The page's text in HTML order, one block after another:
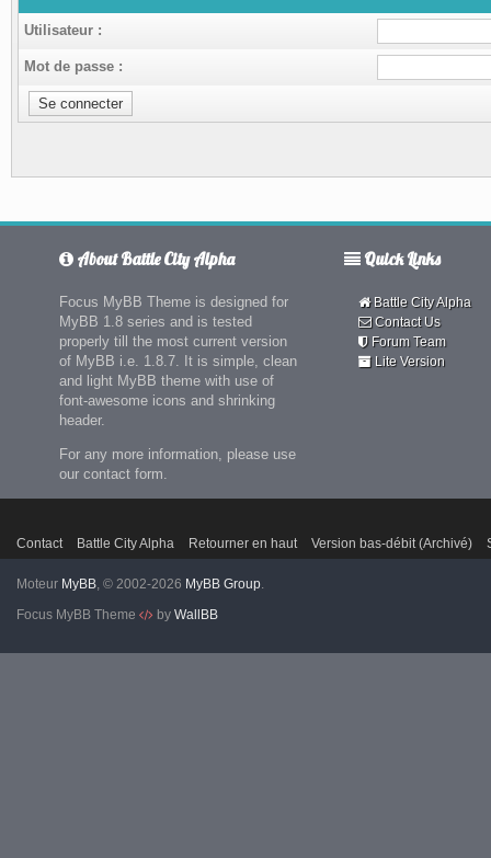
Utilisateur :
Mot de passe :
About Battle City Alpha
Focus MyBB Theme is designed for
MyBB 1.8 series and is tested
properly till the most current version
of MyBB i.e. 1.8.7. It is simple, clean
and light MyBB theme with use of
font-awesome icons and shrinking
header.
For any more information, please use
our contact form.
Quick Links
Battle City Alpha
Contact Us
Forum Team
Lite Version
Contact Battle City Alpha Retourner en haut Version bas-débit (Archivé)
Moteur MyBB, © 2002-2026 MyBB Group.
Focus MyBB Theme
by WallBB